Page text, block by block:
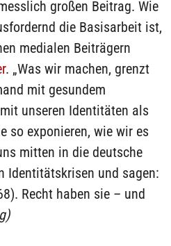
großen Beitrag. Wie
die Basisarbeit ist,
medialen Beiträgern
. „Was wir machen, grenzt
mit gesundem
unseren Identitäten als
so exponieren, wie wir es
mitten in die deutsche
Identitätskrisen und sagen:
Recht haben sie – und